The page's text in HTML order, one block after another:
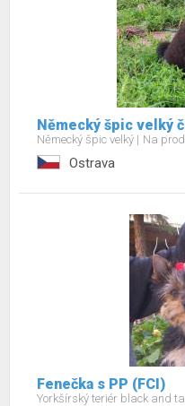
Německý špic velký
Německý špic velký Na
Ostrava
Fenečka s PP (FCI)
Yorkšírský teriér black and